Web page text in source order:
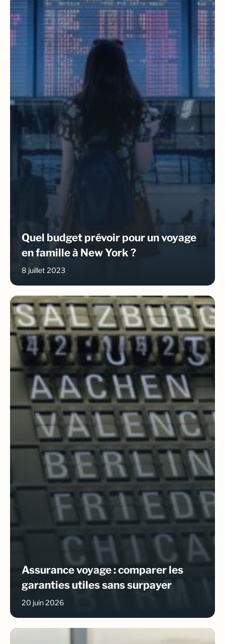
Quel budget prévoir pour un voyage
en famille à New York ?
8 juillet 2023
Assurance voyage : comparer les
garanties utiles sans surpayer
20 juin 2026